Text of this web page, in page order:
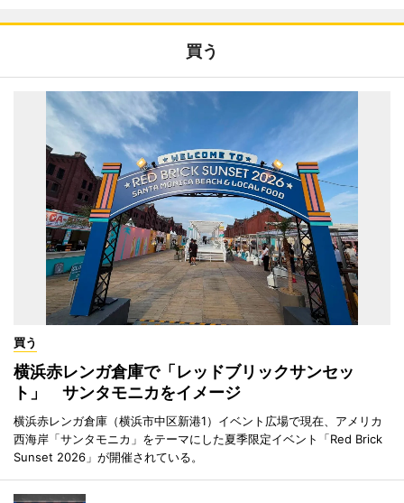
買う
買う
横浜赤レンガ倉庫で「レッドブリックサンセッ
ト」 サンタモニカをイメージ
横浜赤レンガ倉庫（横浜市中区新港1）イベント広場で現在、アメリカ
西海岸「サンタモニカ」をテーマにした夏季限定イベント「Red Brick
Sunset 2026」が開催されている。